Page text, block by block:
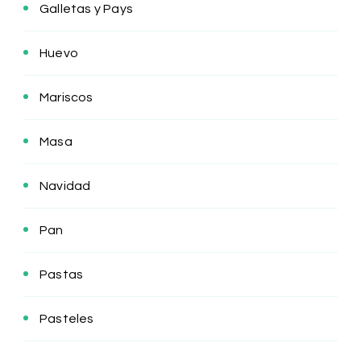
Galletas y Pays
Huevo
Mariscos
Masa
Navidad
Pan
Pastas
Pasteles